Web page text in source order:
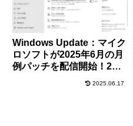
Windows Update：マイク
ロソフトが2025年6月の月
例パッチを配信開始！2件
2025.06.17